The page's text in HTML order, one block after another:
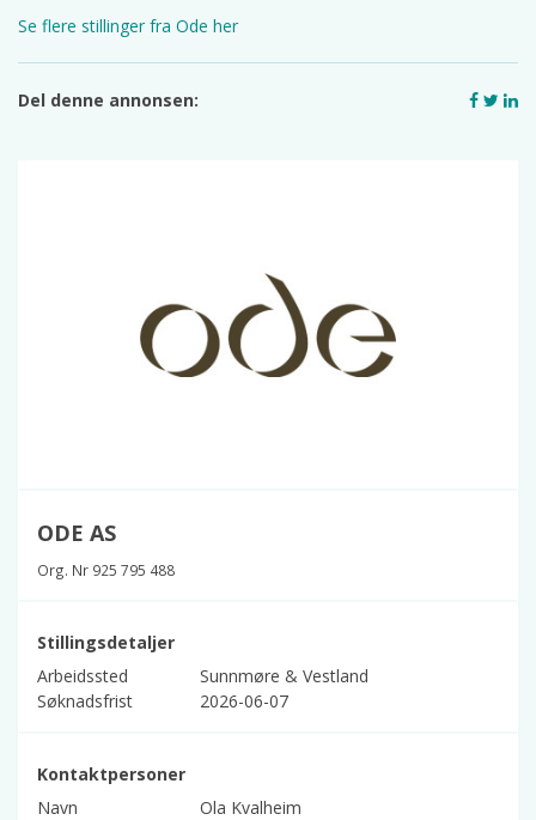
Se flere stillinger fra Ode her
Del denne annonsen:
ODE AS
Org. Nr 925 795 488
Stillingsdetaljer
Arbeidssted
Sunnmøre & Vestland
Søknadsfrist
2026-06-07
Kontaktpersoner
Navn
Ola Kvalheim